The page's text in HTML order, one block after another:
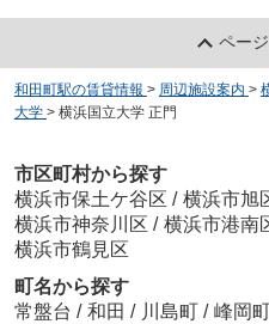
ペー
和田町駅の賃貸情報 > 周辺施設案内 >
大学 > 横浜国立大学 正門
市区町村から探す
横浜市保土ケ谷区 / 横浜市旭
横浜市神奈川区 / 横浜市港南
横浜市鶴見区
町名から探す
常盤台 / 和田 / 川島町 / 峰岡